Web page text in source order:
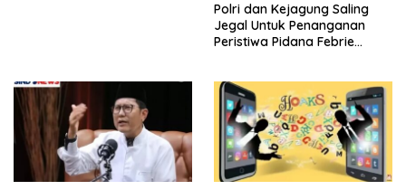
Polri dan Kejagung Saling
Jegal Untuk Penanganan
Peristiwa Pidana Febrie